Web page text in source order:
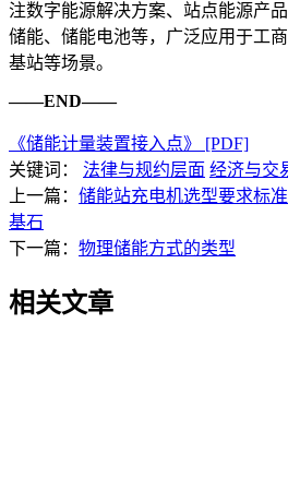
注数字能源解决方案、站点能源产
储能、储能电池等，广泛应用于工
基站等场景。
——END——
《储能计量装置接入点》 [PDF]
关键词： 法律与规约层面 经济与交
上一篇： 储能站充电机选型要求标
基石
下一篇： 物理储能方式的类型
相关文章